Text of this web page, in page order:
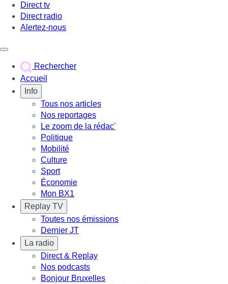
Direct tv
Direct radio
Alertez-nous
Rechercher
Accueil
Info
Tous nos articles
Nos reportages
Le zoom de la rédac'
Politique
Mobilité
Culture
Sport
Économie
Mon BX1
Replay TV
Toutes nos émissions
Dernier JT
La radio
Direct & Replay
Nos podcasts
Bonjour Bruxelles